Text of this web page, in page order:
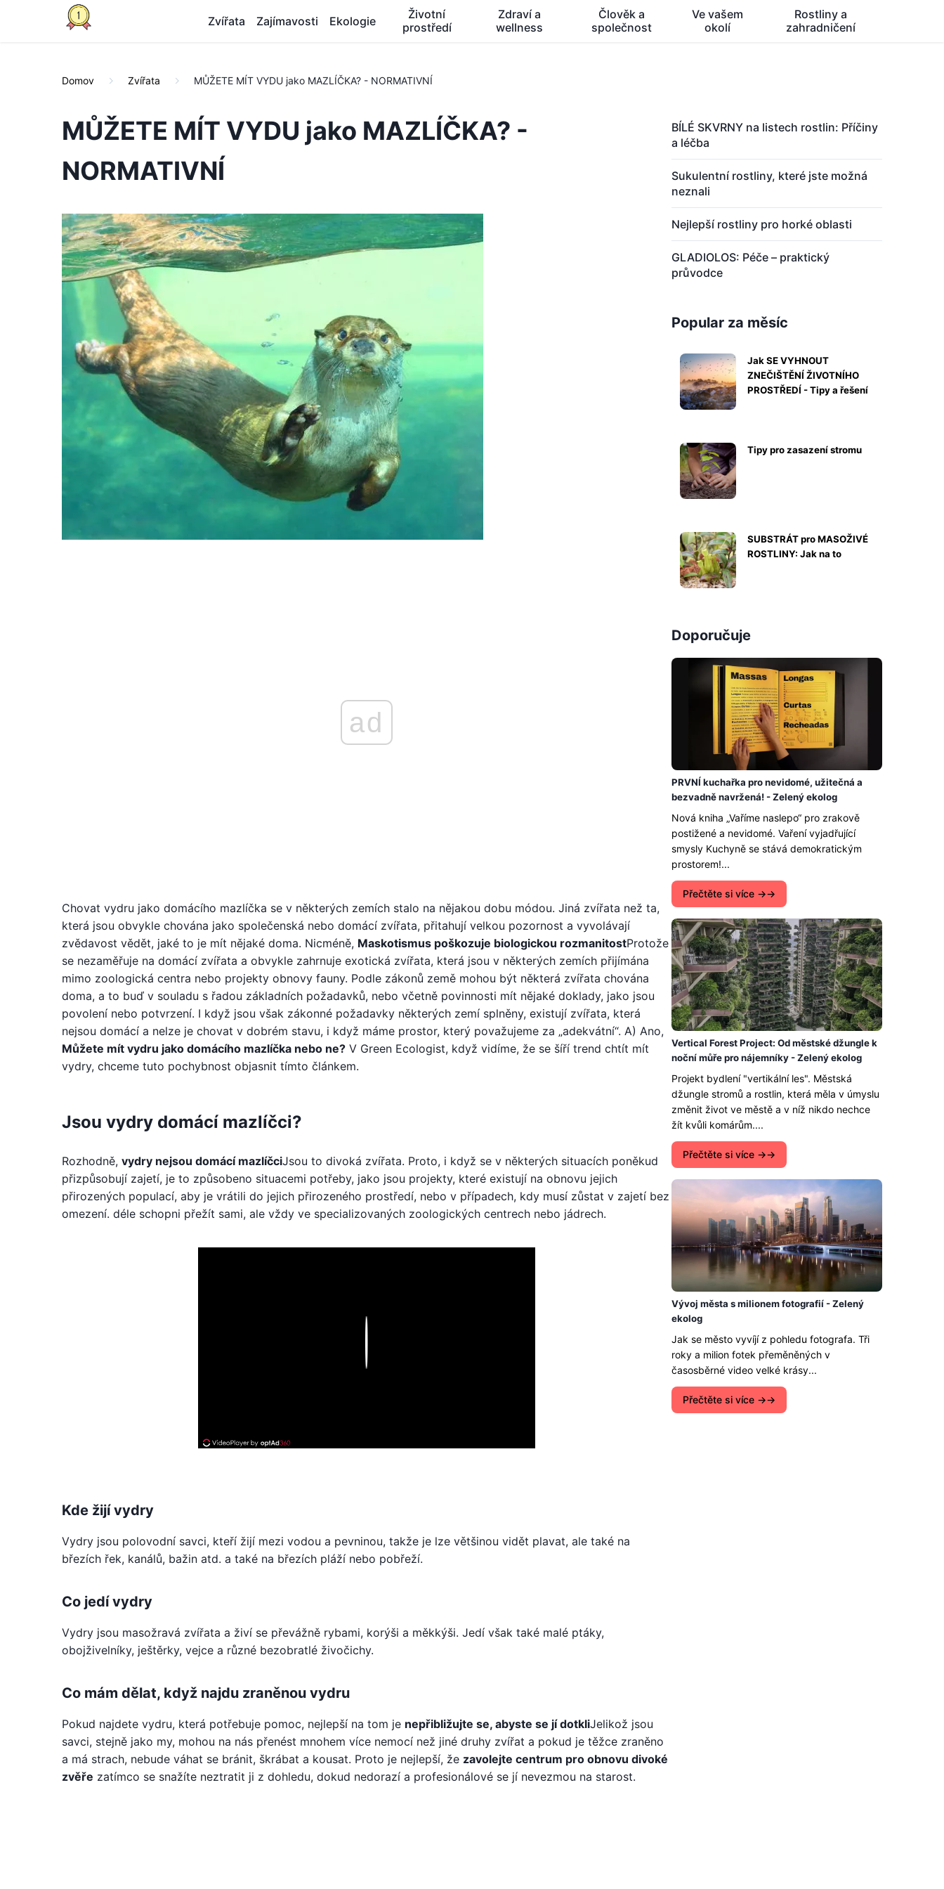
Zvířata Zajímavosti Ekologie
Životní
prostředí
Zdraví a
wellness
Člověk a
společnost
Ve vašem
okolí
Rostliny a
zahradničení
Domov Zvířata MŮŽETE MÍT VYDU jako MAZLÍČKA? - NORMATIVNÍ
MŮŽETE MÍT VYDU jako MAZLÍČKA? -
NORMATIVNÍ
ad
Chovat vydru jako domácího mazlíčka se v některých zemích stalo na nějakou dobu módou. Jiná zvířata než ta,
která jsou obvykle chována jako společenská nebo domácí zvířata, přitahují velkou pozornost a vyvolávají
zvědavost vědět, jaké to je mít nějaké doma. Nicméně, Maskotismus poškozuje biologickou rozmanitostProtože
se nezaměřuje na domácí zvířata a obvykle zahrnuje exotická zvířata, která jsou v některých zemích přijímána
mimo zoologická centra nebo projekty obnovy fauny. Podle zákonů země mohou být některá zvířata chována
doma, a to buď v souladu s řadou základních požadavků, nebo včetně povinnosti mít nějaké doklady, jako jsou
povolení nebo potvrzení. I když jsou však zákonné požadavky některých zemí splněny, existují zvířata, která
nejsou domácí a nelze je chovat v dobrém stavu, i když máme prostor, který považujeme za „adekvátní“. A) Ano,
Můžete mít vydru jako domácího mazlíčka nebo ne? V Green Ecologist, když vidíme, že se šíří trend chtít mít
vydry, chceme tuto pochybnost objasnit tímto článkem.
Jsou vydry domácí mazlíčci?
Rozhodně, vydry nejsou domácí mazlíčciJsou to divoká zvířata. Proto, i když se v některých situacích poněkud
přizpůsobují zajetí, je to způsobeno situacemi potřeby, jako jsou projekty, které existují na obnovu jejich
přirozených populací, aby je vrátili do jejich přirozeného prostředí, nebo v případech, kdy musí zůstat v zajetí bez
omezení. déle schopni přežít sami, ale vždy ve specializovaných zoologických centrech nebo jádrech.
Kde žijí vydry
Vydry jsou polovodní savci, kteří žijí mezi vodou a pevninou, takže je lze většinou vidět plavat, ale také na
březích řek, kanálů, bažin atd. a také na březích pláží nebo pobřeží.
Co jedí vydry
Vydry jsou masožravá zvířata a živí se převážně rybami, korýši a měkkýši. Jedí však také malé ptáky,
obojživelníky, ještěrky, vejce a různé bezobratlé živočichy.
Co mám dělat, když najdu zraněnou vydru
Pokud najdete vydru, která potřebuje pomoc, nejlepší na tom je nepřibližujte se, abyste se jí dotkliJelikož jsou
savci, stejně jako my, mohou na nás přenést mnohem více nemocí než jiné druhy zvířat a pokud je těžce zraněno
a má strach, nebude váhat se bránit, škrábat a kousat. Proto je nejlepší, že zavolejte centrum pro obnovu divoké
zvěře zatímco se snažíte neztratit ji z dohledu, dokud nedorazí a profesionálové se jí nevezmou na starost.
BÍLÉ SKVRNY na listech rostlin: Příčiny
a léčba
Sukulentní rostliny, které jste možná
neznali
Nejlepší rostliny pro horké oblasti
GLADIOLOS: Péče – praktický
průvodce
Popular za měsíc
Jak SE VYHNOUT
ZNEČIŠTĚNÍ ŽIVOTNÍHO
PROSTŘEDÍ - Tipy a řešení
Tipy pro zasazení stromu
SUBSTRÁT pro MASOŽIVÉ
ROSTLINY: Jak na to
Doporučuje
PRVNÍ kuchařka pro nevidomé, užitečná a
bezvadně navržená! - Zelený ekolog
Nová kniha „Vaříme naslepo“ pro zrakově
postižené a nevidomé. Vaření vyjadřující
smysly Kuchyně se stává demokratickým
prostorem!...
Přečtěte si více →
Vertical Forest Project: Od městské džungle k
noční můře pro nájemníky - Zelený ekolog
Projekt bydlení "vertikální les". Městská
džungle stromů a rostlin, která měla v úmyslu
změnit život ve městě a v níž nikdo nechce
žít kvůli komárům....
Přečtěte si více →
Vývoj města s milionem fotografií - Zelený
ekolog
Jak se město vyvíjí z pohledu fotografa. Tři
roky a milion fotek přeměněných v
časosběrné video velké krásy...
Přečtěte si více →